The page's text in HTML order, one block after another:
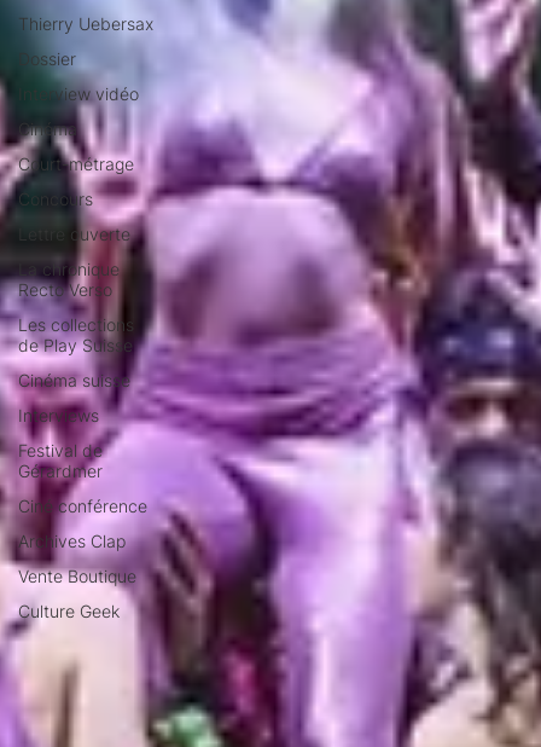
Thierry Uebersax
Dossier
Interview vidéo
Cinéma
Court-métrage
Concours
Lettre ouverte
La chronique
Recto Verso
Les collections
de Play Suisse
Cinéma suisse
Interviews
Festival de
Gérardmer
Ciné conférence
Archives Clap
Vente Boutique
Culture Geek